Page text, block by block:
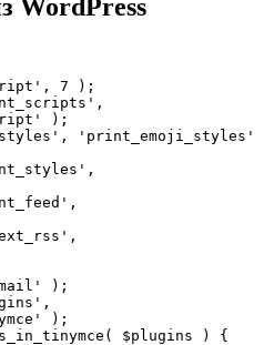
WordPress
7 );
);
'print_emoji_styles'
);
);
$plugins ) {